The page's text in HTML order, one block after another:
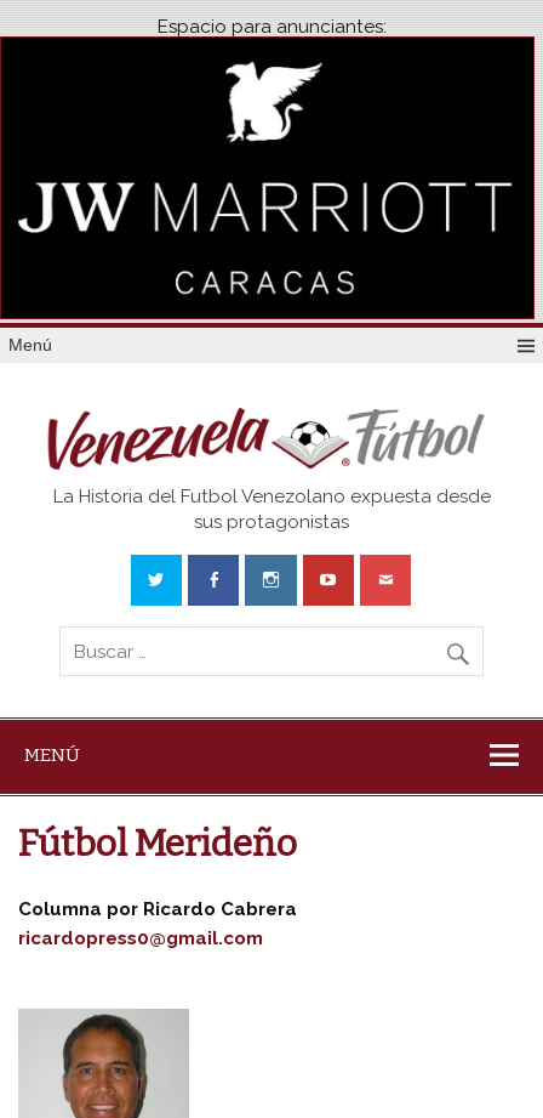
Espacio para anunciantes:
Menú
Venezuela
La Historia del Futbol Venezolano expuesta desde
sus protagonistas
MENÚ
Fútbol Merideño
Columna por Ricardo Cabrera
ricardopress0@gmail.com